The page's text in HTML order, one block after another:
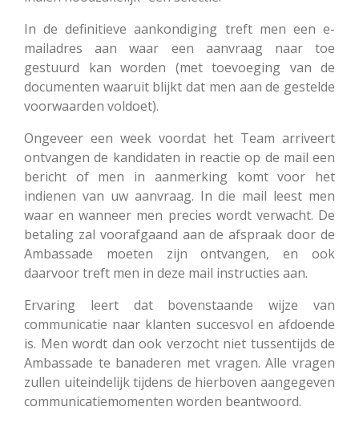
In de definitieve aankondiging treft men een e-
mailadres aan waar een aanvraag naar toe
gestuurd kan worden (met toevoeging van de
documenten waaruit blijkt dat men aan de gestelde
voorwaarden voldoet).
Ongeveer een week voordat het Team arriveert
ontvangen de kandidaten in reactie op de mail een
bericht of men in aanmerking komt voor het
indienen van uw aanvraag. In die mail leest men
waar en wanneer men precies wordt verwacht. De
betaling zal voorafgaand aan de afspraak door de
Ambassade moeten zijn ontvangen, en ook
daarvoor treft men in deze mail instructies aan.
Ervaring leert dat bovenstaande wijze van
communicatie naar klanten succesvol en afdoende
is. Men wordt dan ook verzocht niet tussentijds de
Ambassade te banaderen met vragen. Alle vragen
zullen uiteindelijk tijdens de hierboven aangegeven
communicatiemomenten worden beantwoord.